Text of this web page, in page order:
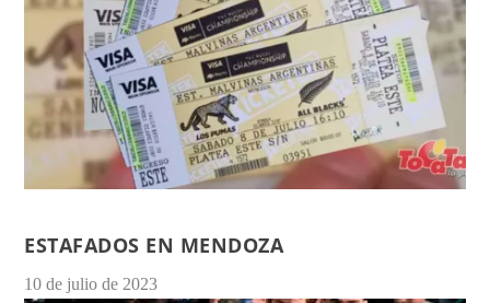
ESTAFADOS EN MENDOZA
10 de julio de 2023